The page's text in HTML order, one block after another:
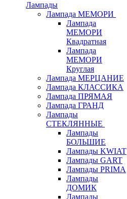
Лампады
Лампада МЕМОРИ
Лампада
МЕМОРИ
Квадратная
Лампада
МЕМОРИ
Круглая
Лампада МЕРЦАНИЕ
Лампада КЛАССИКА
Лампада ПРЯМАЯ
Лампада ГРАНД
Лампады
СТЕКЛЯННЫЕ
Лампады
БОЛЬШИЕ
Лампады KWIAT
Лампады GART
Лампады PRIMA
Лампады
ДОМИК
Лампады